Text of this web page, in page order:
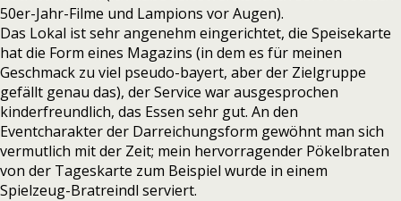
50er-Jahr-Filme und Lampions vor Augen).
Das Lokal ist sehr angenehm eingerichtet, die Speisekarte
hat die Form eines Magazins (in dem es für meinen
Geschmack zu viel pseudo-bayert, aber der Zielgruppe
gefällt genau das), der Service war ausgesprochen
kinderfreundlich, das Essen sehr gut. An den
Eventcharakter der Darreichungsform gewöhnt man sich
vermutlich mit der Zeit; mein hervorragender Pökelbraten
von der Tageskarte zum Beispiel wurde in einem
Spielzeug-Bratreindl serviert.